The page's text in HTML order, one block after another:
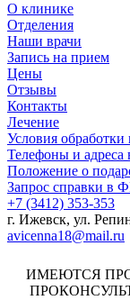
О клинике
Отделения
Наши врачи
Запись на прием
Цены
Отзывы
Контакты
Лечение
Условия
Телефоны и
Положение о
Запрос справки в
+7 (3412) 353-353
г. Ижевск, ул.
avicenna18@mail.ru
ИМЕЮТСЯ